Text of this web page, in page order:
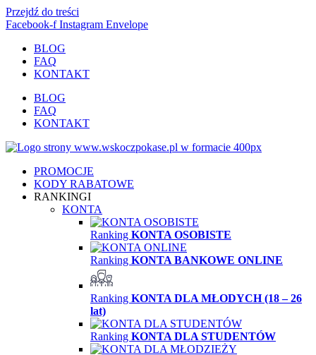
Przejdź do treści
Facebook-f Instagram Envelope
BLOG
FAQ
KONTAKT
BLOG
FAQ
KONTAKT
PROMOCJE
KODY RABATOWE
RANKINGI
KONTA
Ranking KONTA OSOBISTE
Ranking KONTA BANKOWE ONLINE
Ranking KONTA DLA MŁODYCH (18 – 26
lat)
Ranking KONTA DLA STUDENTÓW